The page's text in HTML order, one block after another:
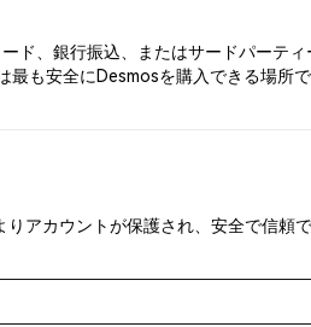
ド、銀行振込、またはサードパーティ
最も安全にDesmosを購入できる場所
アカウントが保護され、安全で信頼